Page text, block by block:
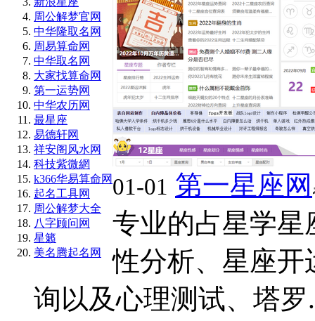
周公解梦官网
中华隆取名网
周易算命网
中华取名网
大家找算命网
第一运势网
中华农历网
最星座
易德轩网
祥安阁风水网
科技紫微網
k366华易算命网
起名工具网
周公解梦大全
八字顾问网
星籁
美名腾起名网
01-01 第一星座网
专业的占星学星
性分析、星座开
询以及心理测试、塔罗